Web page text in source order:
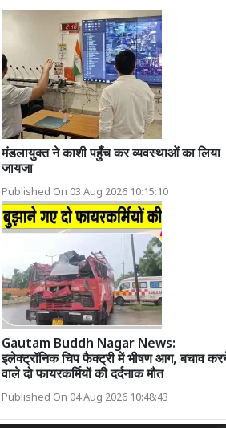
मंडलायुक्त ने काशी पहुँच कर व्यवस्थाओं का लिया
जायजा
Published On 03 Aug 2026 10:15:10
Gautam Buddh Nagar News:
इलेक्ट्रॉनिक चिप फैक्ट्री में भीषण आग, बचाव
वाले दो फायरकर्मियों की दर्दनाक मौत
Published On 04 Aug 2026 10:48:43